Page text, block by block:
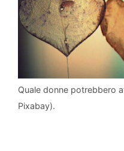
Quale donne potrebbero
Pixabay).